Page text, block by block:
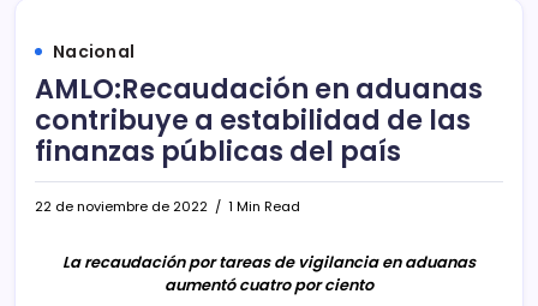
Nacional
AMLO:Recaudación en aduanas
contribuye a estabilidad de las
finanzas públicas del país
22 de noviembre de 2022 1 Min Read
La recaudación por tareas de vigilancia en aduanas
aumentó cuatro por ciento